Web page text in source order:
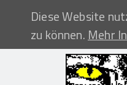
Diese Website
zu können.Mehr